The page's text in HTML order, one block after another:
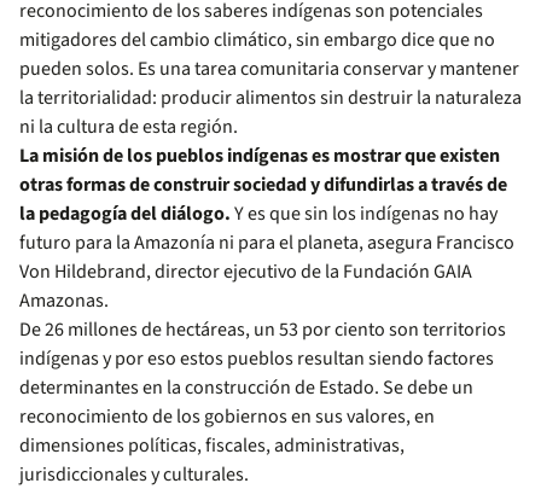
reconocimiento de los saberes indígenas son potenciales
mitigadores del cambio climático, sin embargo dice que no
pueden solos. Es una tarea comunitaria conservar y mantener
la territorialidad: producir alimentos sin destruir la naturaleza
ni la cultura de esta región.
La misión de los pueblos indígenas es mostrar que existen
otras formas de construir sociedad y difundirlas a través de
la pedagogía del diálogo.Y es que sin los indígenas no hay
futuro para la Amazonía ni para el planeta, asegura Francisco
Von Hildebrand, director ejecutivo de la Fundación GAIA
Amazonas.
De 26 millones de hectáreas, un 53 por ciento son territorios
indígenas y por eso estos pueblos resultan siendo factores
determinantes en la construcción de Estado. Se debe un
reconocimiento de los gobiernos en sus valores, en
dimensiones políticas, fiscales, administrativas,
jurisdiccionales y culturales.